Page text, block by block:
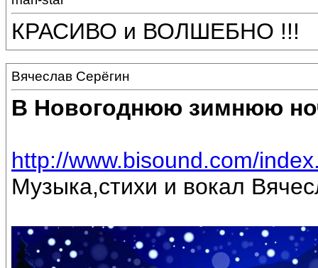
КРАСИВО и ВОЛШЕБНО !!!
Вячеслав Серёгин
В Новогоднюю зимнюю
http://www.bisound.com/
Музыка,стихи и вокал